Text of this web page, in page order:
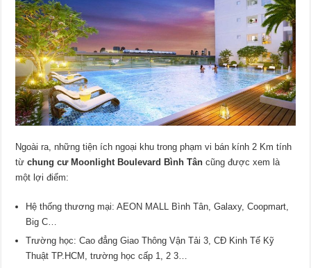
Ngoài ra, những tiện ích ngoại khu trong phạm vi bán kính 2 Km tính
từchung cư Moonlight Boulevard Bình Tâncũng được xem là
một lợi điểm:
Hệ thống thương mại: AEON MALL Bình Tân, Galaxy, Coopmart,
Big C…
Trường học: Cao đẳng Giao Thông Vận Tải 3, CĐ Kinh Tế Kỹ
Thuật TP.HCM, trường học cấp 1, 2 3…